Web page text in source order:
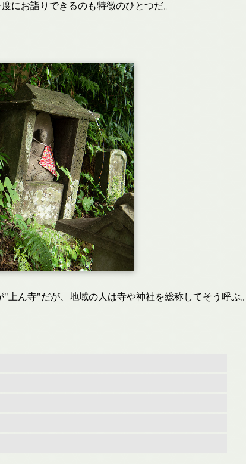
にお詣りできるのも特徴のひとつだ。
ん寺"だが、地域の人は寺や神社を総称してそう呼ぶ。